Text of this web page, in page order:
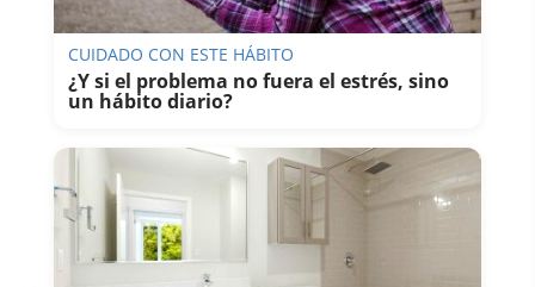
CUIDADO CON ESTE HÁBITO
¿Y si el problema no fuera el estrés, sino
un hábito diario?